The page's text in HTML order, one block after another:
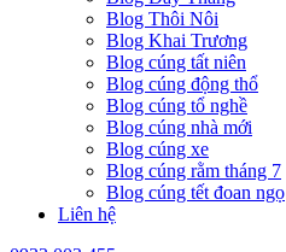
Blog Thôi Nôi
Blog Khai Trương
Blog cúng tất niên
Blog cúng động thổ
Blog cúng tổ nghề
Blog cúng nhà mới
Blog cúng xe
Blog cúng rằm tháng 7
Blog cúng tết đoan ngọ
Liên hệ